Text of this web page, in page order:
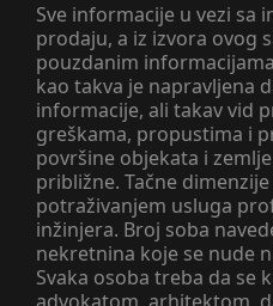
Sve informacije u vezi sa
prodaju, a iz izvora ovog
pouzdanim
kao takva je napravljena
informacije, ali takav vid
greškama, propustima i
površine objekata i
približne. Tačne
potraživanjem usluga
inžinjera. Broj soba
nekretnina koje se nude
Svaka osoba treba da se